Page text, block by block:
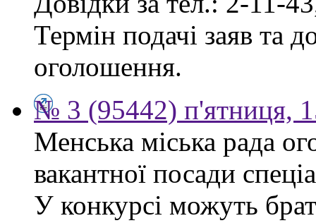
Термін подачі заяв та
оголошення.
№ 3 (95442) п'ятниця,
Менська міська рада
вакантної посади
У конкурсі можуть